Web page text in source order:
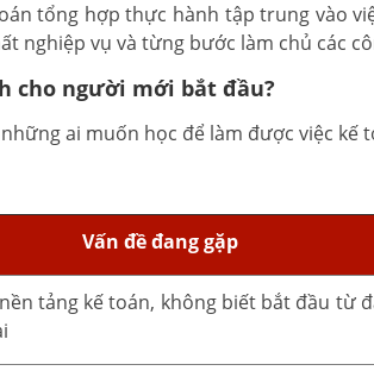
tổng hợp thực hành tập trung vào
nghiệp vụ và từng bước làm chủ các
cho người mới bắt đầu?
ai muốn học để làm được việc kế
Vấn đề đang gặp
tảng kế toán, không biết bắt đầu từ